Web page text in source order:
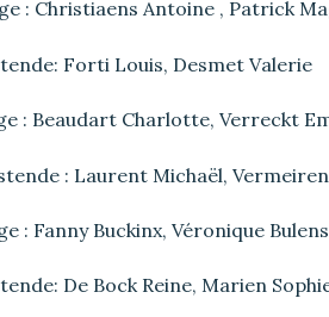
: Christiaens Antoine , Patrick
Forti Louis, Desmet Valerie
: Beaudart Charlotte, Verreckt
: Laurent Michaël,
: Fanny Buckinx, Véronique Bulens
De Bock Reine, Marien